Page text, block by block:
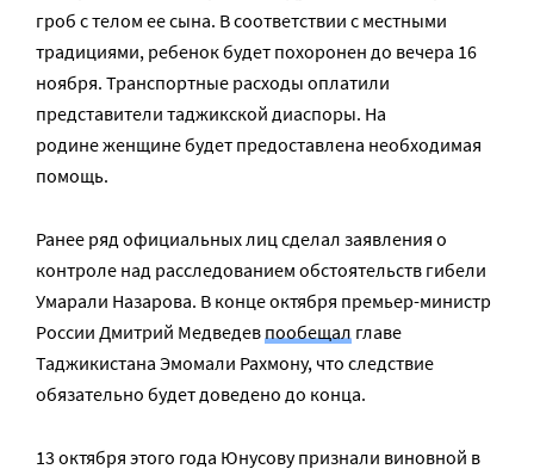
гроб с телом ее сына. В соответствии с местными
традициями, ребенок будет похоронен до вечера 16
ноября. Транспортные расходы оплатили
представители таджикской диаспоры. На
родине женщине будет предоставлена необходимая
помощь.
Ранее ряд официальных лиц сделал заявления о
контроле над расследованием обстоятельств гибели
Умарали Назарова. В конце октября премьер-министр
России Дмитрий Медведевпообещал главе
Таджикистана Эмомали Рахмону, что следствие
обязательно будет доведено до конца.
13 октября этого года Юнусову признали виновной в